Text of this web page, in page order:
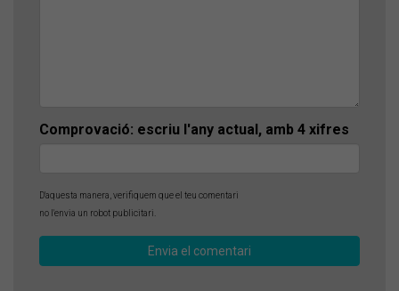
Comprovació: escriu l'any actual, amb 4 xifres
D'aquesta manera, verifiquem que el teu comentari
no l'envia un robot publicitari.